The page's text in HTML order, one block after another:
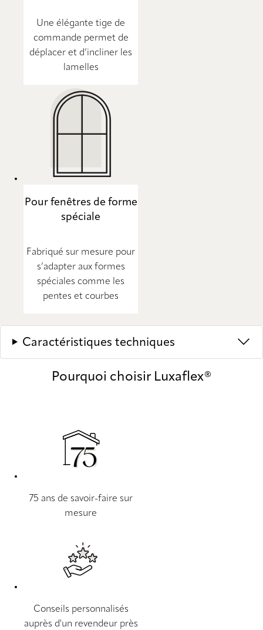
Une élégante tige de
commande permet de
déplacer et d’incliner les
lamelles
Pour fenêtres de forme
spéciale
Fabriqué sur mesure pour
s’adapter aux formes
spéciales comme les
pentes et courbes
Caractéristiques techniques
Pourquoi choisir Luxaflex®
75 ans de savoir-faire sur
mesure
Conseils personnalisés
auprès d'un revendeur près